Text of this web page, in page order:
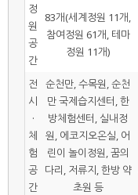
정
원
공
간
83개(세계정원 11개,
참여정원 61개, 테마
정원 11개)
전
시
·
체
험
공
간
순천만, 수목원, 순천
만 국제습지센터, 한
방체험센터, 실내정
원, 에코지오온실, 어
린이 놀이정원, 꿈의
다리, 저류지, 한방 약
초원 등